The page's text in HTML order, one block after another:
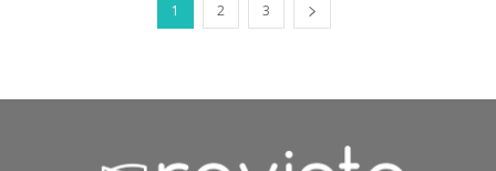
1 2 3